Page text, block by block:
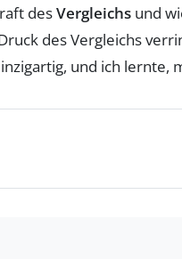
desVergleichs und
des Vergleichs
und ich lernte,